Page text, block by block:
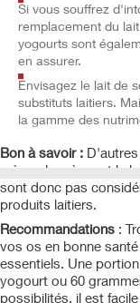
Si vous souffrez
remplacement du
yogourts sont
en assurer.
Envisagez le lait de
substituts laitiers.
la gamme des
Bon à savoir :
crème, la crème et le
sont donc pas
produits laitiers.
Recommandations :
vos os en bonne
essentiels. Une
yogourt ou 60
possibilités, il est